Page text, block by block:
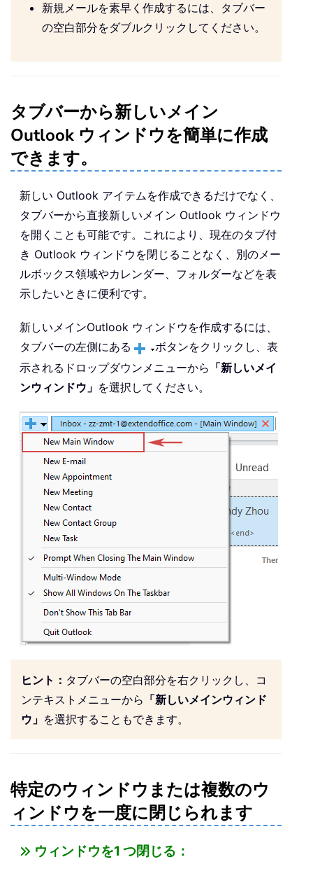
新規メールを素早く作成するには、タブバー
の空白部分をダブルクリックしてください。
タブバーから新しいメイン
Outlook ウィンドウを簡単に作成
できます。
新しい Outlook アイテムを作成できるだけでなく、
タブバーから直接新しいメイン Outlook ウィンドウ
を開くことも可能です。これにより、現在のタブ付
き Outlook ウィンドウを閉じることなく、別のメー
ルボックス領域やカレンダー、フォルダーなどを表
示したいときに便利です。
新しいメインOutlook ウィンドウを作成するには、
タブバーの左側にある
ボタンをクリックし、表
示されるドロップダウンメニューから 「新しいメイ
ンウィンドウ」 を選択してください。
ヒント： タブバーの空白部分を右クリックし、コ
ンテキストメニューから 「新しいメインウィンド
ウ」 を選択することもできます。
特定のウィンドウまたは複数のウ
ィンドウを一度に閉じられます
ウィンドウを1 つ閉じる：